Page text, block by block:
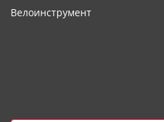
Велоинструмент